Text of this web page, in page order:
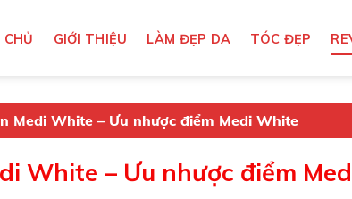
GIỚI THIỆU LÀM ĐẸP DA TÓC ĐẸP
Medi White – Ưu nhược điểm Medi White
White – Ưu nhược điểm